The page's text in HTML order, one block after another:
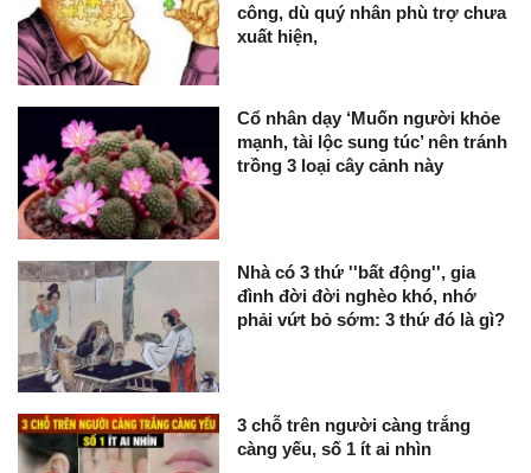
công, dù quý nhân phù trợ chưa
xuất hiện,
Cổ nhân dạy ‘Muốn người khỏe
mạnh, tài lộc sung túc’ nên tránh
trồng 3 loại cây cảnh này
Nhà có 3 thứ ''bất động'', gia
đình đời đời nghèo khó, nhớ
phải vứt bỏ sớm: 3 thứ đó là gì?
3 chỗ trên người càng trắng
càng yếu, số 1 ít ai nhìn